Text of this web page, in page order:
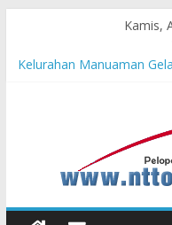
Kamis,
Hasil KKN Kolaborasi
Desa Desa, Tak Sekadar
Pengadaan Kapal PPA
TNI AL Hadapi Ancaman
Cahaya Kemerdekaan di
Edukasi Keselamatan
Honda AT Family Day